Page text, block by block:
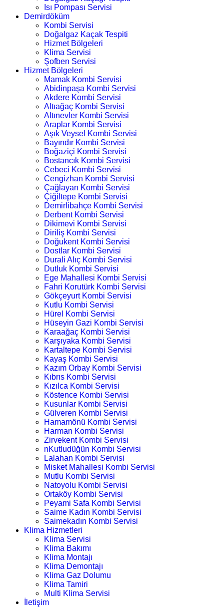
Isı Pompası Servisi
Demirdöküm
Kombi Servisi
Doğalgaz Kaçak Tespiti
Hizmet Bölgeleri
Klima Servisi
Şofben Servisi
Hizmet Bölgeleri
Mamak Kombi Servisi
Abidinpaşa Kombi Servisi
Akdere Kombi Servisi
Altıağaç Kombi Servisi
Altınevler Kombi Servisi
Araplar Kombi Servisi
Aşık Veysel Kombi Servisi
Bayındır Kombi Servisi
Boğaziçi Kombi Servisi
Bostancık Kombi Servisi
Cebeci Kombi Servisi
Cengizhan Kombi Servisi
Çağlayan Kombi Servisi
Çiğiltepe Kombi Servisi
Demirlibahçe Kombi Servisi
Derbent Kombi Servisi
Dikimevi Kombi Servisi
Diriliş Kombi Servisi
Doğukent Kombi Servisi
Dostlar Kombi Servisi
Durali Alıç Kombi Servisi
Dutluk Kombi Servisi
Ege Mahallesi Kombi Servisi
Fahri Korutürk Kombi Servisi
Gökçeyurt Kombi Servisi
Kutlu Kombi Servisi
Hürel Kombi Servisi
Hüseyin Gazi Kombi Servisi
Karaağaç Kombi Servisi
Karşıyaka Kombi Servisi
Kartaltepe Kombi Servisi
Kayaş Kombi Servisi
Kazım Orbay Kombi Servisi
Kıbrıs Kombi Servisi
Kızılca Kombi Servisi
Köstence Kombi Servisi
Kusunlar Kombi Servisi
Gülveren Kombi Servisi
Hamamönü Kombi Servisi
Harman Kombi Servisi
Zirvekent Kombi Servisi
nKutludüğün Kombi Servisi
Lalahan Kombi Servisi
Misket Mahallesi Kombi Servisi
Mutlu Kombi Servisi
Natoyolu Kombi Servisi
Ortaköy Kombi Servisi
Peyami Safa Kombi Servisi
Saime Kadın Kombi Servisi
Saimekadın Kombi Servisi
Klima Hizmetleri
Klima Servisi
Klima Bakımı
Klima Montajı
Klima Demontajı
Klima Gaz Dolumu
Klima Tamiri
Multi Klima Servisi
İletişim